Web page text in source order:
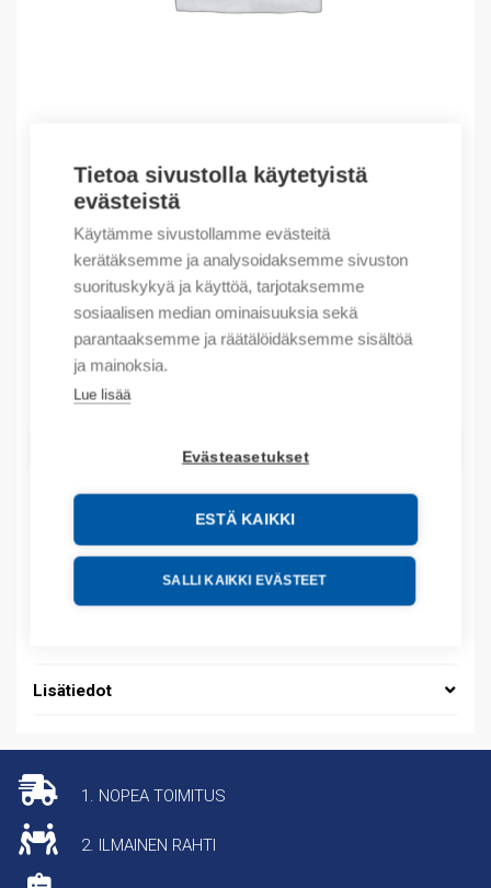
Tietoa sivustolla käytetyistä
evästeistä
Käytämme sivustollamme evästeitä
kerätäksemme ja analysoidaksemme sivuston
suorituskykyä ja käyttöä, tarjotaksemme
sosiaalisen median ominaisuuksia sekä
parantaaksemme ja räätälöidäksemme sisältöä
ja mainoksia.
Lue lisää
Evästeasetukset
ESTÄ KAIKKI
SALLI KAIKKI EVÄSTEET
Outlet – Erikoishinnat
(X) Cable trough GF 42×43 A6/4+ADH 24m
0,60€/ myyntierä
Myyntierä sis. 24 kpl
Määrä
Määrä
LISÄÄ OSTOSKORIIN
Tuotekoodit
Tilauskoodi: 08450095013
Lisätiedot
1. NOPEA TOIMITUS
2. ILMAINEN RAHTI